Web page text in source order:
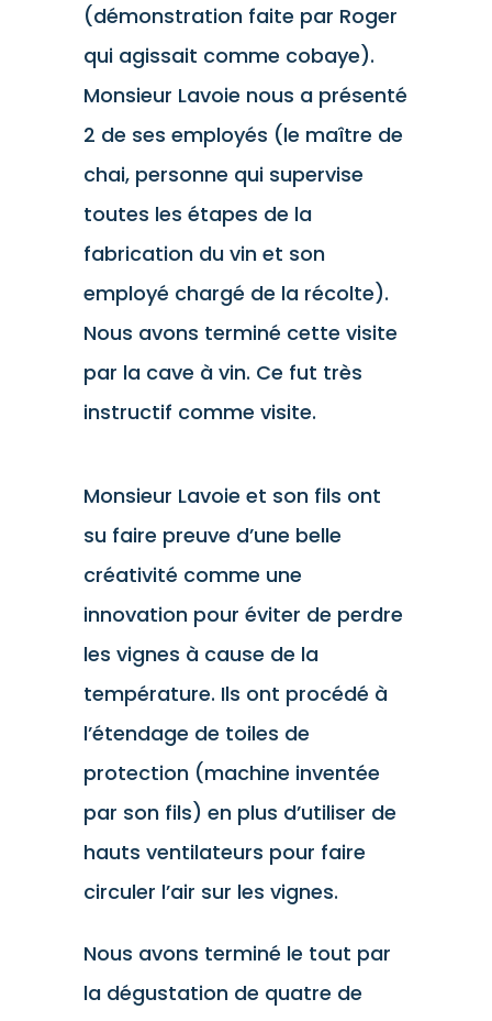
(démonstration faite par Roger
qui agissait comme cobaye).
Monsieur Lavoie nous a présenté
2 de ses employés (le maître de
chai, personne qui supervise
toutes les étapes de la
fabrication du vin et son
employé chargé de la récolte).
Nous avons terminé cette visite
par la cave à vin. Ce fut très
instructif comme visite.
Monsieur Lavoie et son fils ont
su faire preuve d’une belle
créativité comme une
innovation pour éviter de perdre
les vignes à cause de la
température. Ils ont procédé à
l’étendage de toiles de
protection (machine inventée
par son fils) en plus d’utiliser de
hauts ventilateurs pour faire
circuler l’air sur les vignes.
Nous avons terminé le tout par
la dégustation de quatre de